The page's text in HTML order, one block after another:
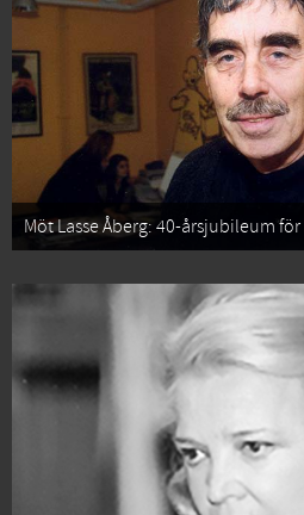
Möt Lasse Åberg: 40-årsjubileum för